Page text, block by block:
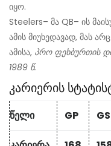
იყო.
Steelers– მა QB– ის
ამის მიუხედავად, მას
ამისა, პრო ფეხბურთის
1989 წ.
კარიერის
წელი GP GS